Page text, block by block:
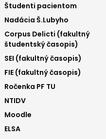
Footer
menu
2
Študenti pacientom
Nadácia Š.Lubyho
Corpus Delicti (fakultný
študentský časopis)
SEI (fakultný časopis)
FIE (fakultný časopis)
Ročenka PF TU
NTIDV
Moodle
ELSA